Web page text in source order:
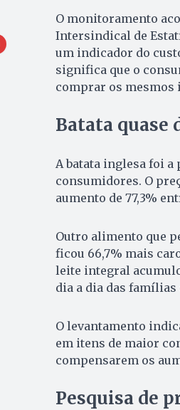
O monitoramento
Intersindical de
um indicador do
significa que o
comprar os mesmos
Batata quase
A batata inglesa foi
consumidores. O
aumento de 77,3%
Outro alimento que
ficou 66,7% mais
leite integral
dia a dia das
O levantamento
em itens de maior
compensarem os
Pesquisa de